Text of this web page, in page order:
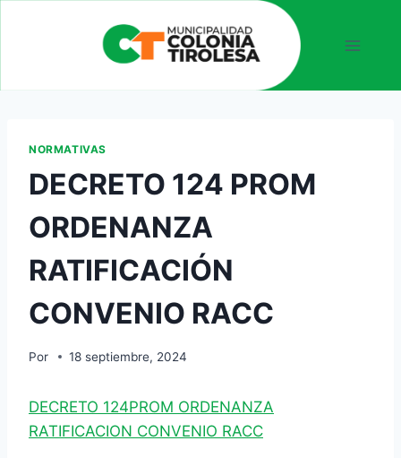
NORMATIVAS
DECRETO 124 PROM
ORDENANZA
RATIFICACIÓN
CONVENIO RACC
Por 18 septiembre, 2024
DECRETO 124PROM ORDENANZA
RATIFICACION CONVENIO RACC